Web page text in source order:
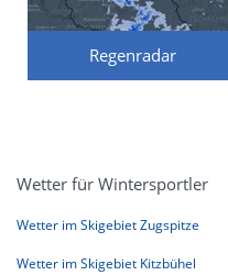
Regenradar
Wetter für Wintersportler
Wetter im Skigebiet Zugspitze
Wetter im Skigebiet Kitzbühel